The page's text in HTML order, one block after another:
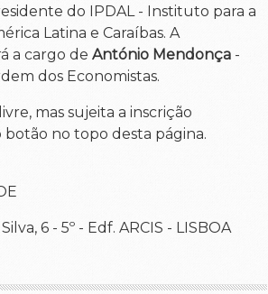
do IPDAL - Instituto para a
Latina e Caraíbas. A
a cargo de António Mendonça -
dos Economistas.
mas sujeita a inscrição
botão no topo desta página.
6 - 5º - Edf. ARCIS - LISBOA